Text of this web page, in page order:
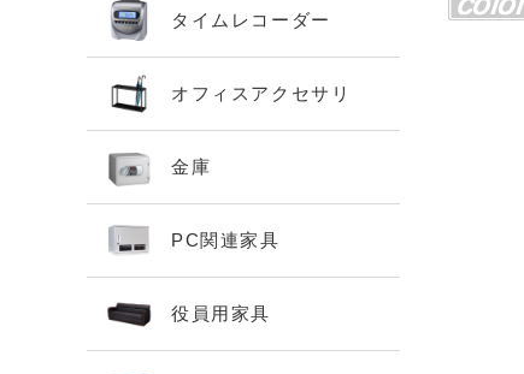
タイムレコーダー
オフィスアクセサリ
金庫
PC関連家具
役員用家具